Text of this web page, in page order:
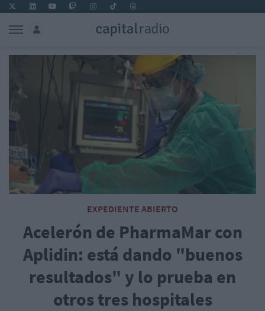
EXPEDIENTE ABIERTO
Acelerón de PharmaMar con
Aplidin: está dando "buenos
resultados" y lo prueba en
otros tres hospitales